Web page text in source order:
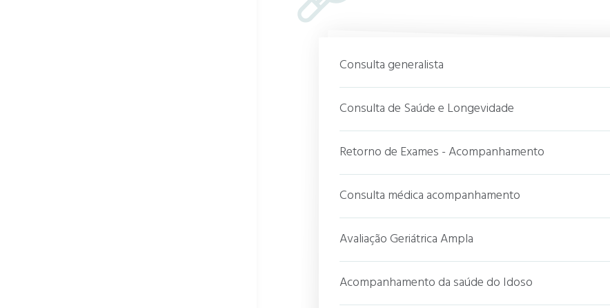
Consulta generalista
Consulta de Saúde e Longevidade
Retorno de Exames - Acompanhamento
Consulta médica acompanhamento
Avaliação Geriátrica Ampla
Acompanhamento da saúde do Idoso